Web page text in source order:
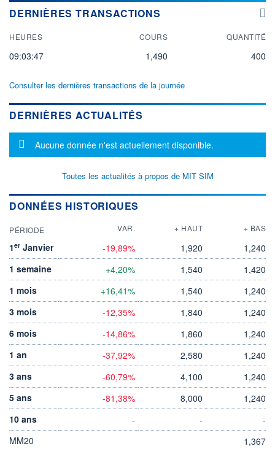
DERNIÈRES TRANSACTIONS
HEURES COURS QUANTITÉ
09:03:47 1,490 400
Consulter les dernières transactions de la journée
DERNIÈRES ACTUALITÉS
Message d'information
Aucune donnée n'est actuellement disponible.
Toutes les actualités à propos de MIT SIM
DONNÉES HISTORIQUES
PÉRIODE VAR. + HAUT + BAS
1er Janvier -19,89% 1,920
1,240
1 semaine
+4,20% 1,540
1,420
1 mois
+16,41% 1,540
1,240
3 mois
-12,35% 1,840
1,240
6 mois
-14,86% 1,860
1,240
1 an
-37,92% 2,580
1,240
3 ans
-60,79% 4,100
1,240
5 ans
-81,38% 8,000
1,240
10 ans
- -
-
MM20
1,367